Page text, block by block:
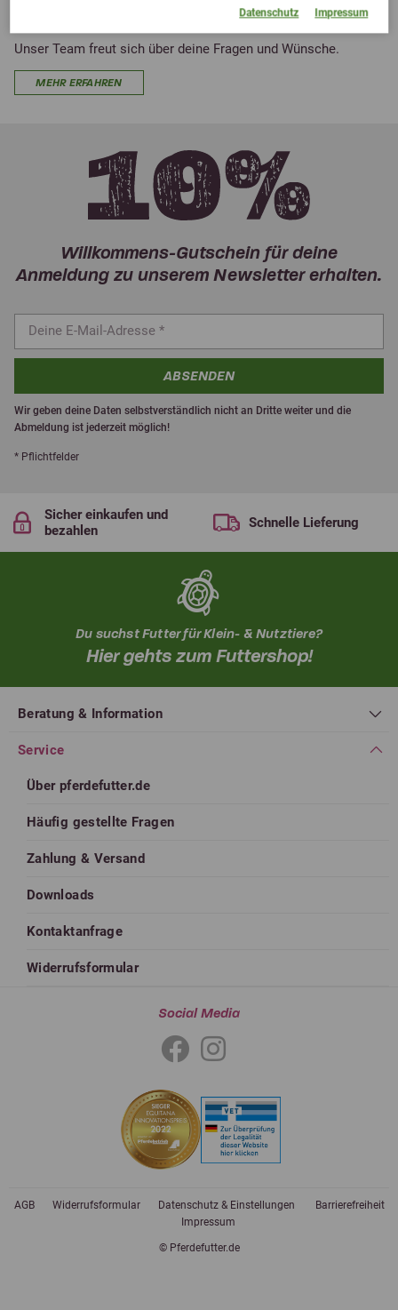
Datenschutz Impressum
Unser Team freut sich über deine Fragen und Wünsche.
MEHR ERFAHREN
Willkommens-Gutschein für deine
Anmeldung zu unserem Newsletter erhalten.
ABSENDEN
Wir geben deine Daten selbstverständlich nicht an Dritte weiter und die
Abmeldung ist jederzeit möglich!
* Pflichtfelder
Sicher einkaufen und
bezahlen
Schnelle Lieferung
Du suchst Futter für Klein- & Nutztiere?
Hier gehts zum Futtershop!
Beratung & Information
Service
Über pferdefutter.de
Häufig gestellte Fragen
Zahlung & Versand
Downloads
Kontaktanfrage
Widerrufsformular
Social Media
© Pferdefutter.de
AGB Widerrufsformular Datenschutz & Einstellungen
Barrierefreiheit
Impressum